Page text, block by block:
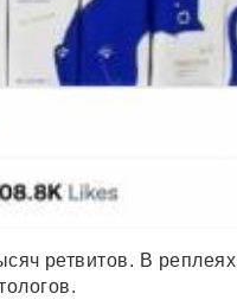
ретвитов. В реплеях